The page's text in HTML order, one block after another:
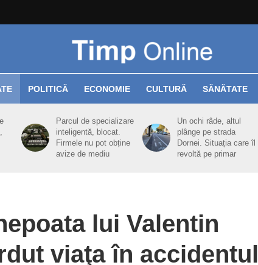
POLITICĂ ECONOMIE CULTURĂ SĂNĂTATE
Parcul de specializare
inteligentă, blocat.
Firmele nu pot obține
avize de mediu
Un ochi râde, altul
plânge pe strada
Dornei. Situația care îl
revoltă pe primar
lui Valentin
viaţa în accidentul